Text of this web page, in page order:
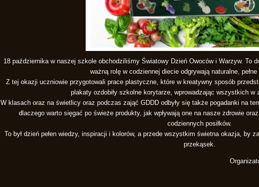
18 października w naszej szkole obchodziliśmy Światowy Dzień Owoców i Warzyw. To
ważną rolę w codziennej diecie odgrywają naturalne,
Z tej okazji uczniowie przygotowali prace plastyczne, które w kreatywny sposób
plakaty ozdobiły szkolne korytarze, wprowadzając wszystkich w
W klasach oraz na świetlicy oraz podczas zająć GDDD odbyły się także pogadanki na
dlaczego warto sięgać po świeże produkty, jak wpływają one na nasze zdrowie
codziennych posiłków.
To był dzień pełen wiedzy, inspiracji i kolorów, a przede wszystkim świetna okazja, by
przekąsek.